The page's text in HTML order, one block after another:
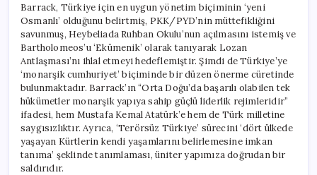
Barrack, Türkiye için en uygun yönetim biçiminin ‘yeni
Osmanlı’ olduğunu belirtmiş, PKK/PYD’nin müttefikliğini
savunmuş, Heybeliada Ruhban Okulu’nun açılmasını istemiş ve
Bartholomeos’u ‘Ekümenik’ olarak tanıyarak Lozan
Antlaşması’nı ihlal etmeyi hedeflemiştir. Şimdi de Türkiye’ye
‘monarşik cumhuriyet’ biçiminde bir düzen önerme cüretinde
bulunmaktadır. Barrack’ın “Orta Doğu’da başarılı olabilen tek
hükümetler monarşik yapıya sahip güçlü liderlik rejimleridir”
ifadesi, hem Mustafa Kemal Atatürk’e hem de Türk milletine
saygısızlıktır. Ayrıca, ‘Terörsüz Türkiye’ sürecini ‘dört ülkede
yaşayan Kürtlerin kendi yaşamlarını belirlemesine imkan
tanıma’ şeklinde tanımlaması, üniter yapımıza doğrudan bir
saldırıdır.